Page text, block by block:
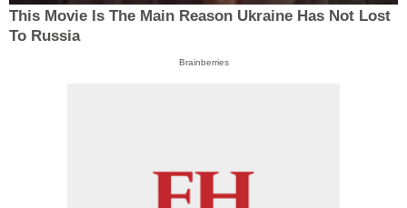
This Movie Is The Main Reason Ukraine Has Not Lost
To Russia
Brainberries